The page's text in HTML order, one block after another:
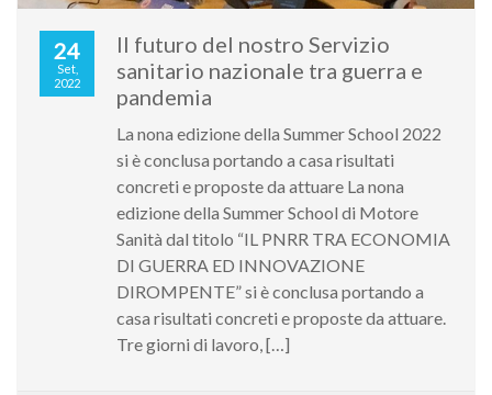
24
Set,
2022
Il futuro del nostro Servizio
sanitario nazionale tra guerra e
pandemia
La nona edizione della Summer School 2022
si è conclusa portando a casa risultati
concreti e proposte da attuare La nona
edizione della Summer School di Motore
Sanità dal titolo “IL PNRR TRA ECONOMIA
DI GUERRA ED INNOVAZIONE
DIROMPENTE” si è conclusa portando a
casa risultati concreti e proposte da attuare.
Tre giorni di lavoro, […]